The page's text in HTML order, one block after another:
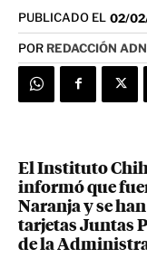
PUBLICADO EL 02/
POR REDACCIÓN
El Instituto
informó que
Naranja y se
tarjetas Juntas
de la